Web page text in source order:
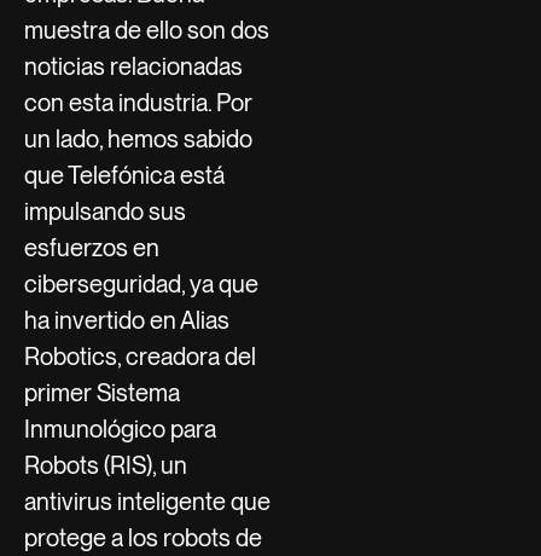
muestra de ello son dos
noticias relacionadas
con esta industria. Por
un lado, hemos sabido
que Telefónica está
impulsando sus
esfuerzos en
ciberseguridad, ya que
ha invertido en Alias
Robotics, creadora del
primer Sistema
Inmunológico para
Robots (RIS), un
antivirus inteligente que
protege a los robots de